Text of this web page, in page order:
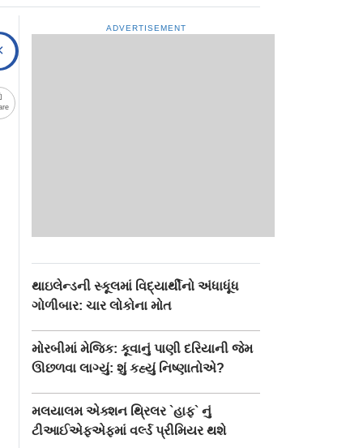
ADVERTISEMENT
થાઇલેન્ડની સ્કૂલમાં વિદ્યાર્થીનો અંધાધૂંધ
ગોળીબાર: ચાર લોકોના મોત
મોરબીમાં મેજિક: કૂવાનું પાણી દરિયાની જેમ
ઊછળવા લાગ્યું: શું કહ્યું નિષ્ણાતોએ?
મલયાલમ એક્શન થ્રિલર `હાફ` નું
ટીઆઈએફએફમાં વર્લ્ડ પ્રીમિયર થશે